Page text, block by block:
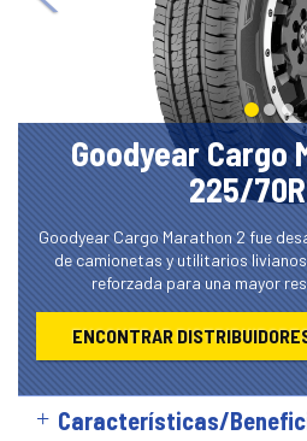
Goodyear Cargo
225/
Goodyear Cargo Marathon 2 fue
de camionetas y utilitarios
reforzada para una mayor
ENCONTRAR
Características/